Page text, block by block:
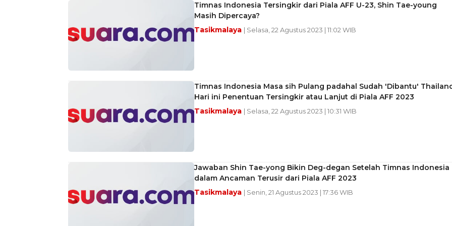
Timnas Indonesia Tersingkir dari Piala AFF U-23, Shin Tae-young
Masih Dipercaya?
Tasikmalaya | Selasa, 22 Agustus 2023 | 11:02 WIB
Timnas Indonesia Masa sih Pulang padahal Sudah 'Dibantu'
Hari ini Penentuan Tersingkir atau Lanjut di Piala AFF 2023
Tasikmalaya | Selasa, 22 Agustus 2023 | 10:31 WIB
Jawaban Shin Tae-yong Bikin Deg-degan Setelah Timnas Indonesia
dalam Ancaman Terusir dari Piala AFF 2023
Tasikmalaya | Senin, 21 Agustus 2023 | 17:36 WIB